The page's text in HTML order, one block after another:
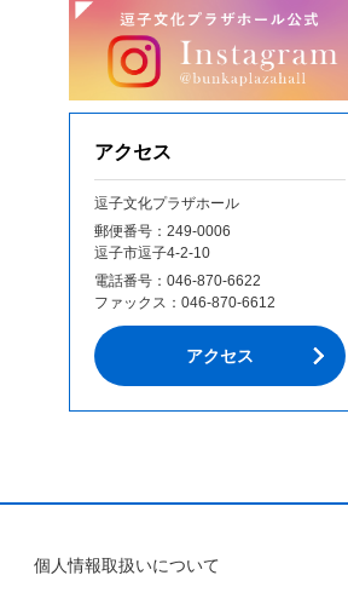
アクセス
逗子文化プラザホール
郵便番号：249‐0006
逗子市逗子4-2-10
電話番号： 046-870-6622
ファックス： 046-870-6612
アクセス
個人情報取扱いについて